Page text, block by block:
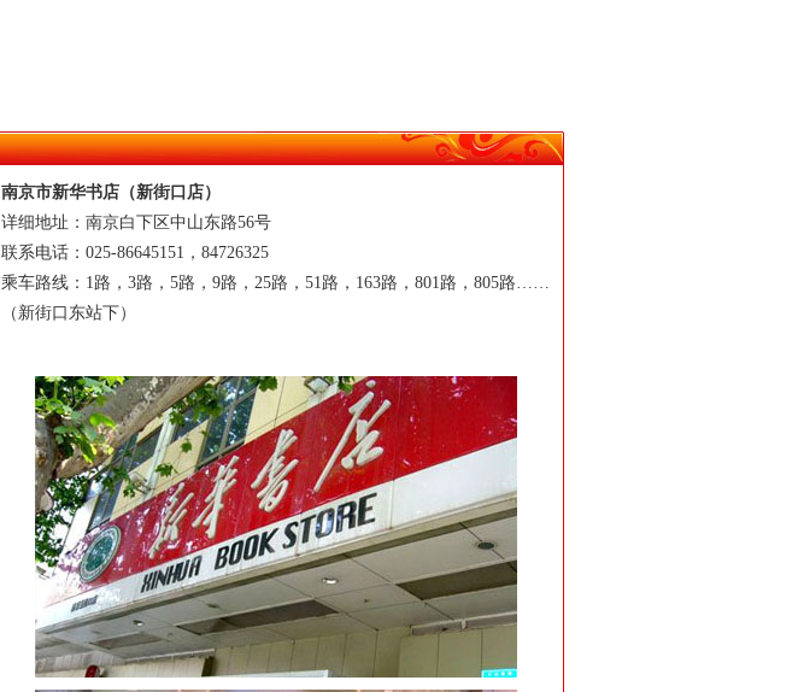
南京市新华书店（新街口店）
详细地址：南京白下区中山东路56号
联系电话：025-86645151，84726325
乘车路线：1路，3路，5路，9路，25路，51路，163路，801路，805路……
（新街口东站下）